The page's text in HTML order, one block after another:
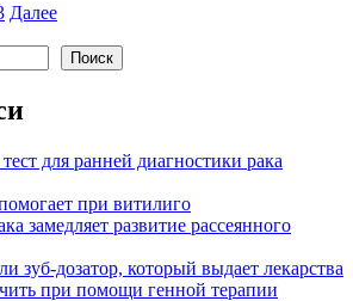
Далее
Поиск
для ранней диагностики рака
при витилиго
замедляет развитие рассеянного
зуб-дозатор, который выдает лекарства
при помощи генной терапии